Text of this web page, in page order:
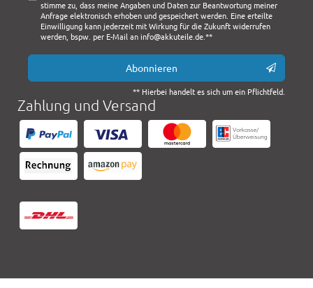
stimme zu, dass meine Angaben und Daten zur Beantwortung meiner
Anfrage elektronisch erhoben und gespeichert werden. Eine erteilte
Einwilligung kann jederzeit mit Wirkung für die Zukunft widerrufen
werden, bspw. per E-Mail an info@akkuteile.de.**
Abonnieren
** Hierbei handelt es sich um ein Pflichtfeld.
Zahlung und Versand